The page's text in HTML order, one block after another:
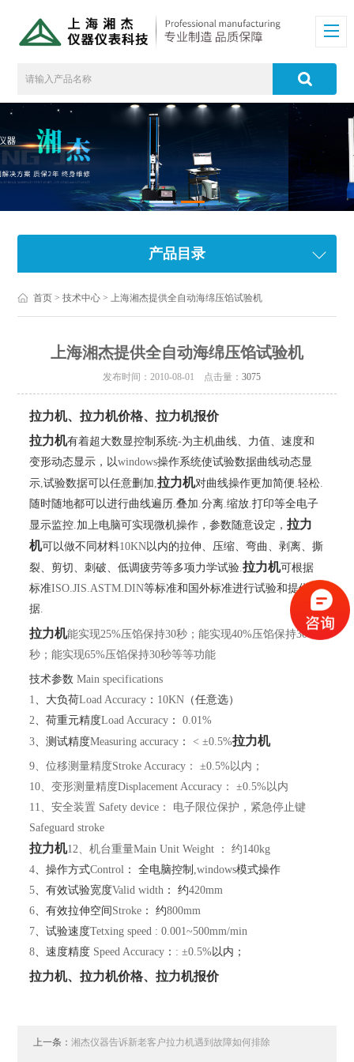
产品目录
首页 >技术中心 > 上海湘杰提供全自动海绵压馅试验机
上海湘杰提供全自动海绵压馅试验机
发布时间：2010-08-01 点击量： 3075
拉力机、拉力机价格、拉力机报价
拉力机有着超大数显控制系统-为主机曲线、力值、速度和
变形动态显示，以windows操作系统使试验数据曲线动态显
示,试验数据可以任意删加,拉力机对曲线操作更加简便.轻松.
随时随地都可以进行曲线遍历.叠加.分离.缩放.打印等全电子
显示监控.加上电脑可实现微机操作，参数随意设定，拉力
机可以做不同材料10KN以内的拉伸、压缩、弯曲、剥离、撕
裂、剪切、刺破、低调疲劳等多项力学试验.拉力机可根据
标准ISO.JIS.ASTM.DIN等标准和国外标准进行试验和提供数
据.
拉力机能实现25%压馅保持30秒；能实现40%压馅保持30
秒；能实现65%压馅保持30秒等等功能
技术参数 Main specifications
1、大负荷Load Accuracy ： 10KN （任意选）
2、荷重元精度Load Accuracy ：
0.01%
3、测试精度Measuring accuracy ： < ±0.5%拉力机
9、位移测量精度Stroke Accuracy ： ±0.5%以内；
10、变形测量精度Displacement Accuracy ： ±0.5%以内
11、安全装置 Safety device ： 电子限位保护，紧急停止键
Safeguard stroke
拉力机12、机台重量Main Unit Weight ： 约140kg
4、操作方式Control ： 全电脑控制 ,windows模式操作
5、有效试验宽度Valid width ： 约420mm
6、有效拉伸空间 Stroke ： 约800mm
7、试验速度Tetxing speed : 0.001~500mm/min
8、速度精度 Speed Accuracy ： : ±0.5%以内；
拉力机、拉力机价格、拉力机报价
上一条：湘杰仪器告诉新老客户拉力机遇到故障如何排除